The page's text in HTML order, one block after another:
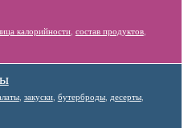
калорийности, состав продуктов,
, закуски, бутерброды, десерты,